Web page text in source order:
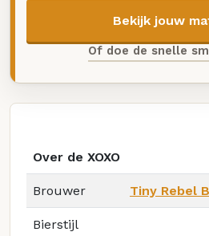
Bekijk jouw
Of doe de snelle
Over de XOXO
Brouwer Tiny Rebel
Bierstijl